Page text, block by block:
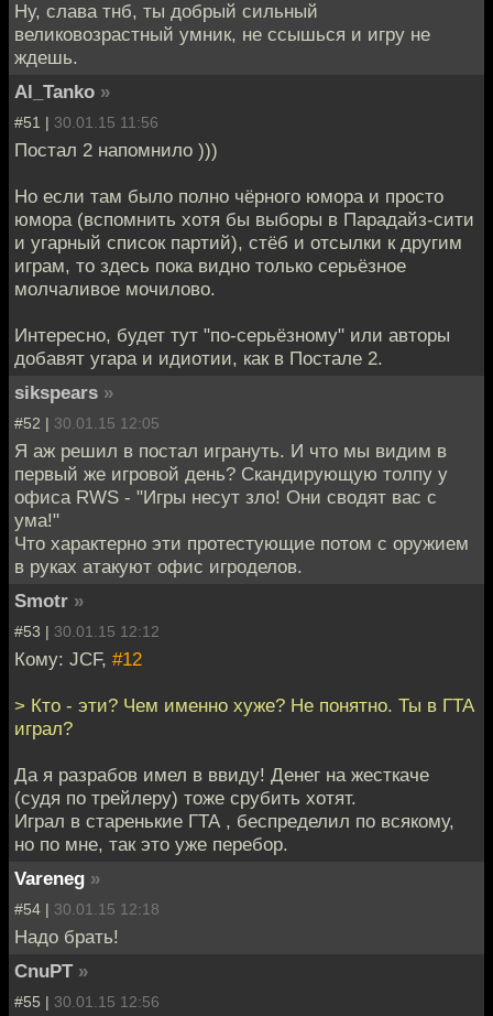
Ну, слава тнб, ты добрый сильный
великовозрастный умник, не ссышься и игру не
ждешь.
Al_Tanko »
#51 | 30.01.15 11:56
Постал 2 напомнило )))
Но если там было полно чёрного юмора и просто
юмора (вспомнить хотя бы выборы в Парадайз-сити
и угарный список партий), стёб и отсылки к другим
играм, то здесь пока видно только серьёзное
молчаливое мочилово.
Интересно, будет тут "по-серьёзному" или авторы
добавят угара и идиотии, как в Постале 2.
sikspears »
#52 | 30.01.15 12:05
Я аж решил в постал игрануть. И что мы видим в
первый же игровой день? Скандирующую толпу у
офиса RWS - "Игры несут зло! Они сводят вас с
ума!"
Что характерно эти протестующие потом с оружием
в руках атакуют офис игроделов.
Smotr »
#53 | 30.01.15 12:12
Кому: JCF, #12
> Кто - эти? Чем именно хуже? Не понятно. Ты в ГТА
играл?
Да я разрабов имел в ввиду! Денег на жесткаче
(судя по трейлеру) тоже срубить хотят.
Играл в старенькие ГТА , беспределил по всякому,
но по мне, так это уже перебор.
Vareneg »
#54 | 30.01.15 12:18
Надо брать!
CnuPT »
#55 | 30.01.15 12:56